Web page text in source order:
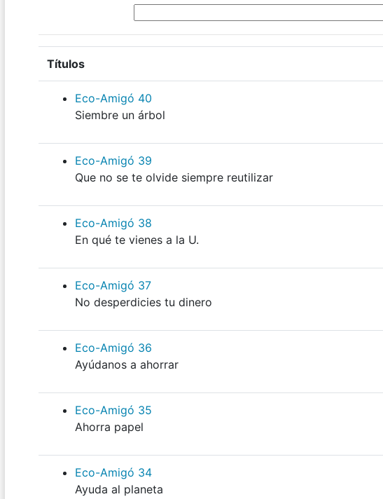
Títulos
Eco-Amigó 40
Siembre un árbol
Eco-Amigó 39
Que no se te olvide siempre reutilizar
Eco-Amigó 38
En qué te vienes a la U.
Eco-Amigó 37
No desperdicies tu dinero
Eco-Amigó 36
Ayúdanos a ahorrar
Eco-Amigó 35
Ahorra papel
Eco-Amigó 34
Ayuda al planeta